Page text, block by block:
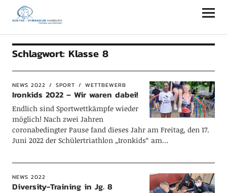
Goethe-Gymnasium Hamburg
Schlagwort: Klasse 8
NEWS 2022 SPORT WETTBEWERB
Ironkids 2022 – Wir waren dabei!
Endlich sind Sportwettkämpfe wieder
möglich! Nach zwei Jahren
coronabedingter Pause fand dieses Jahr am Freitag, den 17.
Juni 2022 der Schülertriathlon „Ironkids“ am…
NEWS 2022
Diversity-Training in Jg. 8